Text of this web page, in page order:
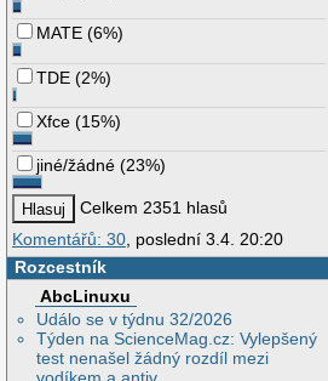
MATE (6%)
TDE (2%)
Xfce (15%)
jiné/žádné (23%)
Celkem 2351 hlasů
Komentářů: 30 , poslední 3.4. 20:20
Rozcestník
AbcLinuxu
Událo se v týdnu 32/2026
Týden na ScienceMag.cz: Vylepšený
test nenašel žádný rozdíl mezi